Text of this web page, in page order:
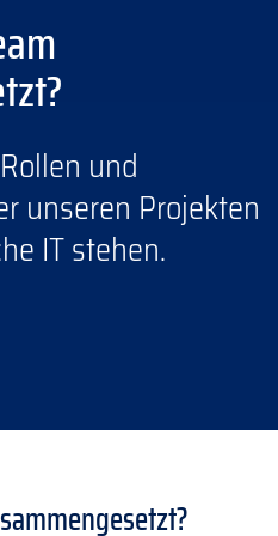
und
unseren Projekten
IT stehen.